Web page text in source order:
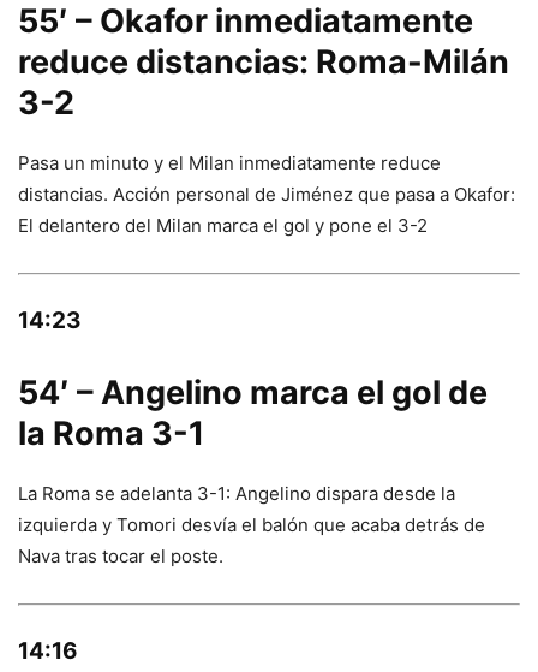
55′ – Okafor inmediatamente
reduce distancias: Roma-Milán
3-2
Pasa un minuto y el Milan inmediatamente reduce
distancias. Acción personal de Jiménez que pasa a Okafor:
El delantero del Milan marca el gol y pone el 3-2
14:23
54′ – Angelino marca el gol de
la Roma 3-1
La Roma se adelanta 3-1: Angelino dispara desde la
izquierda y Tomori desvía el balón que acaba detrás de
Nava tras tocar el poste.
14:16